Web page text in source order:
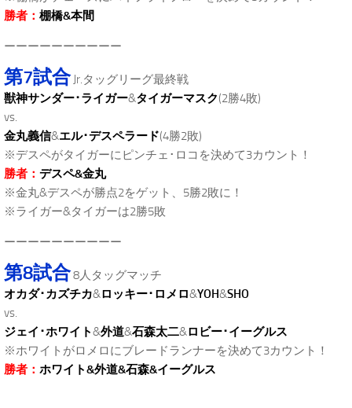
勝者： 棚橋&本間
ーーーーーーーーーー
第7試合Jr.タッグリーグ最終戦
獣神サンダー･ライガー&タイガーマスク(2勝4敗)
vs.
金丸義信&エル･デスペラード(4勝2敗)
※デスペがタイガーにピンチェ･ロコを決めて3カウント！
勝者： デスペ&金丸
※金丸&デスペが勝点2をゲット、5勝2敗に！
※ライガー&タイガーは2勝5敗
ーーーーーーーーーー
第8試合8人タッグマッチ
オカダ･カズチカ&ロッキー･ロメロ&YOH&SHO
vs.
ジェイ･ホワイト&外道&石森太二&ロビー･イーグルス
※ホワイトがロメロにブレードランナーを決めて3カウント！
勝者： ホワイト&外道&石森&イーグルス